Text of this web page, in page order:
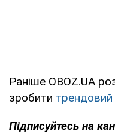
Раніше OBOZ.UA
зробити трендовий
Підписуйтесь на